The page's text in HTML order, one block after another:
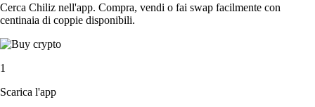
Cerca Chiliz nell'app. Compra, vendi o fai swap facilmente con
centinaia di coppie disponibili.
1
Scarica l'app